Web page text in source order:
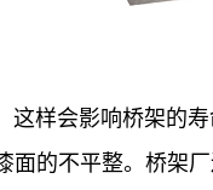
样会影响桥架的寿
的不平整。桥架